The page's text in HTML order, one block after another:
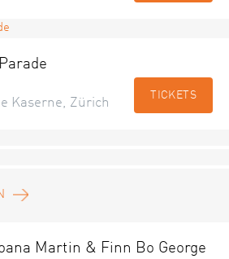
Kaserne, Zürich
TICKETS
Martin & Finn Bo George